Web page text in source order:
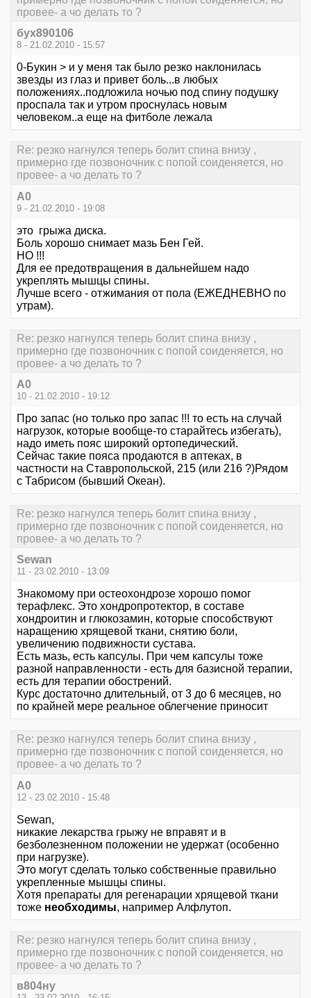
провее- а чо делать то ?
бух890106
8 - 21.02.2010 - 15:57
0-Букин > и у меня так было резко наклонилась
звезды из глаз и привет боль...в любых
положениях..подложила ночью под спину подушку
проспала так и утром проснулась новым
человеком..а еще на фитболе лежала
Re: резко нагнулся теперь болит спина внизу ,
примерно где позвоночник с попой соиденяется, но
провее- а чо делать то ?
А0
9 - 21.02.2010 - 19:08
это грыжа диска.
Боль хорошо снимает мазь Бен Гей.
НО !!!
Для ее предотвращения в дальнейшем надо
укреплять мышцы спины.
Лучше всего - отжимания от пола (ЕЖЕДНЕВНО по
утрам).
Re: резко нагнулся теперь болит спина внизу ,
примерно где позвоночник с попой соиденяется, но
провее- а чо делать то ?
А0
10 - 21.02.2010 - 19:12
Про запас (но только про запас !!! то есть на случай
нагрузок, которые вообще-то старайтесь избегать),
надо иметь пояс широкий ортопедический.
Сейчас такие пояса продаются в аптеках, в
частности на Ставропольской, 215 (или 216 ?)Рядом
с Табрисом (бывший Океан).
Re: резко нагнулся теперь болит спина внизу ,
примерно где позвоночник с попой соиденяется, но
провее- а чо делать то ?
Sewan
11 - 23.02.2010 - 13:09
Знакомому при остеохондрозе хорошо помог
терафлекс. Это хондропротектор, в составе
хондроитин и глюкозамин, которые способствуют
наращению хрящевой ткани, снятию боли,
увеличению подвижности сустава.
Есть мазь, есть капсулы. При чем капсулы тоже
разной направленности - есть для базисной терапии,
есть для терапии обострений.
Курс достаточно длительный, от 3 до 6 месяцев, но
по крайней мере реальное облегчение приносит
Re: резко нагнулся теперь болит спина внизу ,
примерно где позвоночник с попой соиденяется, но
провее- а чо делать то ?
А0
12 - 23.02.2010 - 15:48
Sewan,
никакие лекарства грыжу не вправят и в
безболезненном положении не удержат (особенно
при нагрузке).
Это могут сделать только собственные правильно
укрепленные мышцы спины.
Хотя препараты для регенарации хрящевой ткани
тоже необходимы, например Алфлутоп.
Re: резко нагнулся теперь болит спина внизу ,
примерно где позвоночник с попой соиденяется, но
провее- а чо делать то ?
в804ну